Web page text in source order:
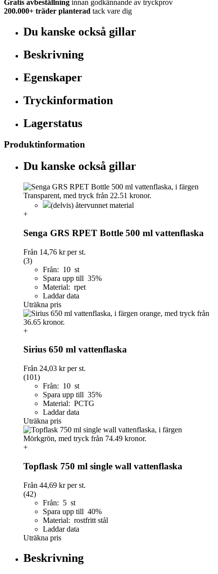
Gratis avbeställning innan godkännande av tryckprov
200.000+ träder planterad tack vare dig
Du kanske också gillar
Beskrivning
Egenskaper
Tryckinformation
Lagerstatus
Produktinformation
Du kanske också gillar
(delvis) återvunnet material
+
Senga GRS RPET Bottle 500 ml vattenflaska
Från 14,76 krper st.
(3)
Från: 10 st
Spara upp till 35%
Material: rpet
Laddar data
Uträkna pris
+
Sirius 650 ml vattenflaska
Från 24,03 krper st.
(101)
Från: 10 st
Spara upp till 35%
Material: PCTG
Laddar data
Uträkna pris
+
Topflask 750 ml single wall vattenflaska
Från 44,69 krper st.
(42)
Från: 5 st
Spara upp till 40%
Material: rostfritt stål
Laddar data
Uträkna pris
Beskrivning